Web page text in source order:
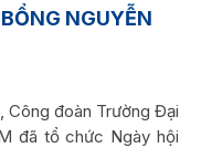
NGUYỄN
Công đoàn Trường Đại
đã tổ chức Ngày hội